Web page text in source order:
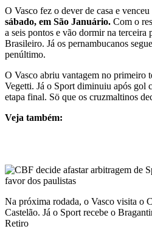
O Vasco fez o dever de casa e venceu
sábado, em São Januário. Com o
a seis pontos e vão dormir na terceira
Brasileiro. Já os pernambucanos
penúltimo.
O Vasco abriu vantagem no primeiro
Vegetti. Já o Sport diminuiu após gol
etapa final. Sö que os cruzmaltinos
Veja também:
Na próxima rodada, o Vasco visita o
Castelão. Já o Sport recebe o
Retiro